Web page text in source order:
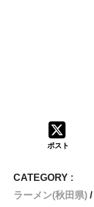
ポスト
CATEGORY :
ラーメン(秋田県)